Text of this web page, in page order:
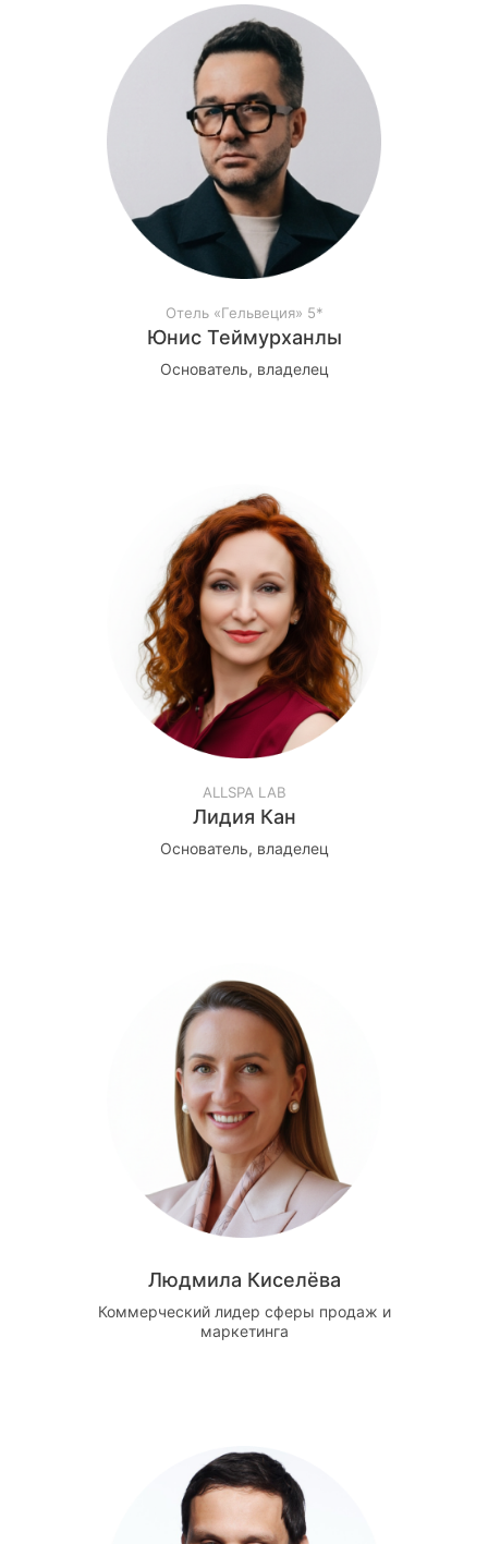
Отель «Гельвеция» 5*
Юнис Теймурханлы
Основатель, владелец
ALLSPA LAB
Лидия Кан
Основатель, владелец
Людмила Киселёва
Коммерческий лидер сферы продаж и
маркетинга